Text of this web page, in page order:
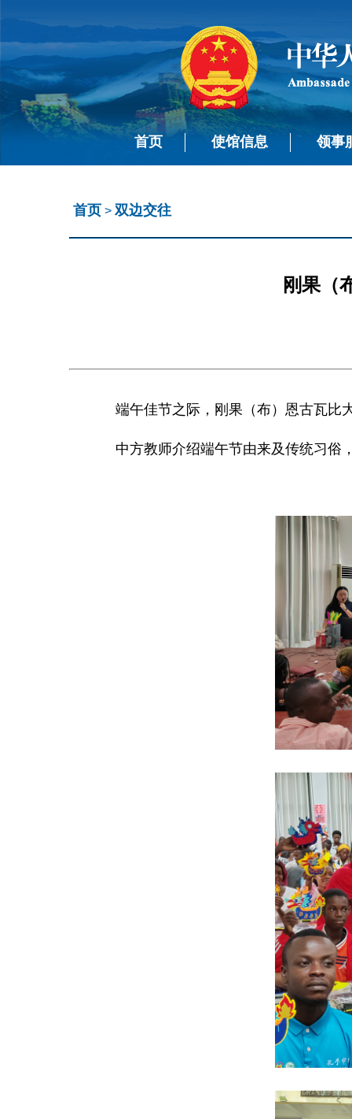
首页 使馆信息 领事
首页 > 双边交往
刚果（
端午佳节之际，刚果（布）恩古瓦比
中方教师介绍端午节由来及传统习俗